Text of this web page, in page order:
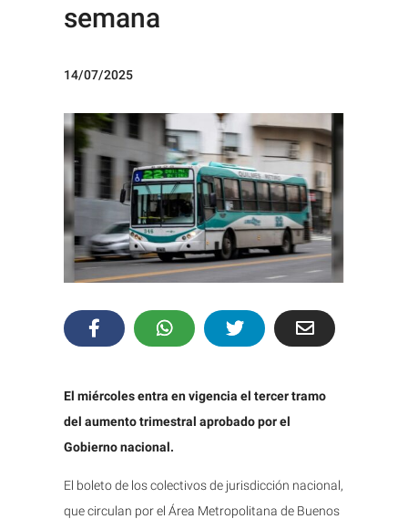
semana
14/07/2025
El miércoles entra en vigencia el tercer tramo
del aumento trimestral aprobado por el
Gobierno nacional.
El boleto de los colectivos de jurisdicción nacional,
que circulan por el Área Metropolitana de Buenos